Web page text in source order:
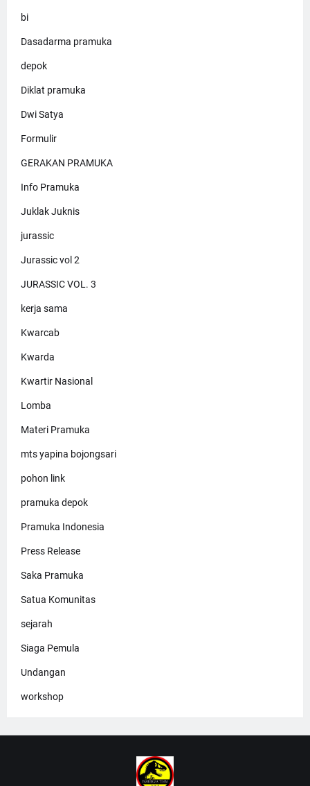
bi
Dasadarma pramuka
depok
Diklat pramuka
Dwi Satya
Formulir
GERAKAN PRAMUKA
Info Pramuka
Juklak Juknis
jurassic
Jurassic vol 2
JURASSIC VOL. 3
kerja sama
Kwarcab
Kwarda
Kwartir Nasional
Lomba
Materi Pramuka
mts yapina bojongsari
pohon link
pramuka depok
Pramuka Indonesia
Press Release
Saka Pramuka
Satua Komunitas
sejarah
Siaga Pemula
Undangan
workshop